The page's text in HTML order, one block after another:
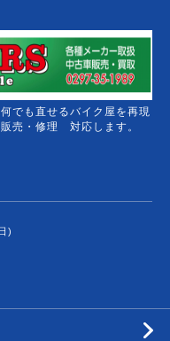
でも直せるバイク屋を再現
売・修理 対応します。
)